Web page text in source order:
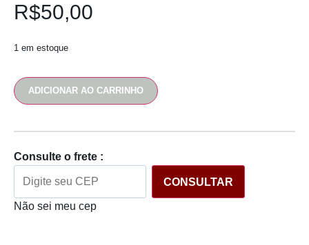
R$50,00
1 em estoque
ADICIONAR AO CARRINHO
Consulte o frete :
CONSULTAR
Não sei meu cep